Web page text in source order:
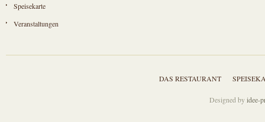
Speisekarte
Veranstaltungen
DAS RESTAURANT
Designed byidee-